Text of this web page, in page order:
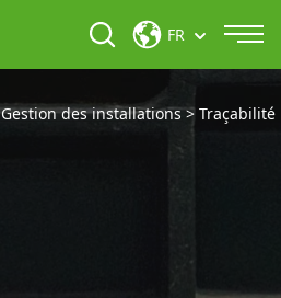
FR
Gestion des installations> Traçabilité